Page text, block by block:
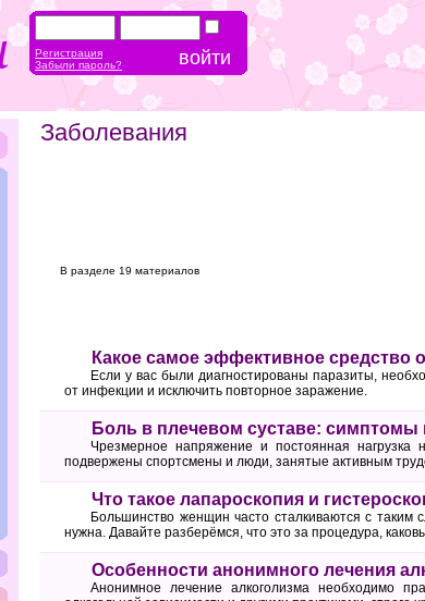
Заболевания
В разделе 19 материалов
Какое самое эффективное средство
Если у вас были диагностированы паразиты,
от инфекции и исключить повторное заражение.
Боль в плечевом суставе: симптомы
Чрезмерное напряжение и постоянная
подвержены спортсмены и люди, занятые активным
Что такое лапароскопия и
Большинство женщин часто сталкиваются с таким
нужна. Давайте разберёмся, что это за процедура,
Особенности анонимного лечения
Анонимное лечение алкоголизма необходимо
Регистрация
Забыли пароль?